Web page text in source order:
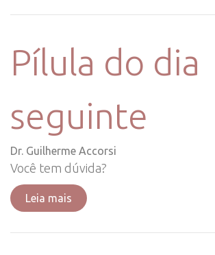
Pílula do dia
seguinte
Dr. Guilherme Accorsi
Você tem dúvida?
Leia mais